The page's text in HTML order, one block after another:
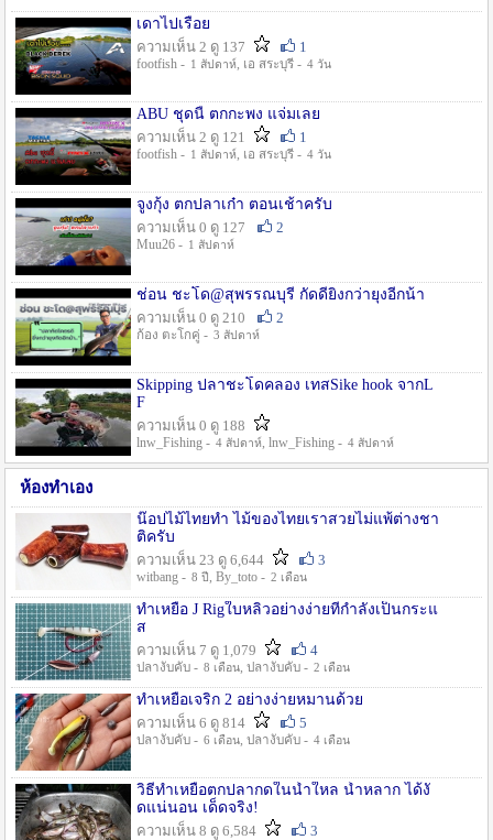
เดาไปเรื่อย
ความเห็น 2 ดู 137
1
footfish - 1 สัปดาห์, เอ สระบุรี - 4 วัน
ABU ชุดนี้ ตกกะพง แจ่มเลย
ความเห็น 2 ดู 121
1
footfish - 1 สัปดาห์, เอ สระบุรี - 4 วัน
จูงกุ้ง ตกปลาเก๋า ตอนเช้าครับ
ความเห็น 0 ดู 127
2
Muu26 - 1 สัปดาห์
ช่อน ชะโด@สุพรรณบุรี กัดดียิ่งกว่ายุงอีกน้า
ความเห็น 0 ดู 210
2
ก้อง ตะโกคู่ - 3 สัปดาห์
Skipping ปลาชะโดคลอง เทสSike hook จากL
F
ความเห็น 0 ดู 188
lnw_Fishing - 4 สัปดาห์, lnw_Fishing - 4 สัปดาห์
ห้องทำเอง
น๊อปไม้ไทยทำ ไม้ของไทยเราสวยไม่แพ้ต่างชา
ติครับ
ความเห็น 23 ดู 6,644
3
witbang - 8 ปี , By_toto - 2 เดือน
ทำเหยื่อ J Rigใบหลิวอย่างง่ายที่กำลังเป็นกระแ
ส
ความเห็น 7 ดู 1,079
4
ปลางับคับ - 8 เดือน, ปลางับคับ - 2 เดือน
ทำเหยื่อเจริก 2 อย่างง่ายหมานด้วย
ความเห็น 6 ดู 814
5
ปลางับคับ - 6 เดือน, ปลางับคับ - 4 เดือน
วิธีทำเหยื่อตกปลากดในน้ำใหล น้ำหลาก ได้งั
ดแน่นอน เด็ดจริง!
ความเห็น 8 ดู 6,584
3